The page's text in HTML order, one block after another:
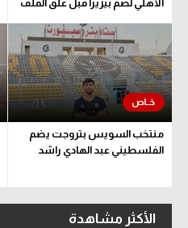
الأهلي لضم بيزيرا قبل غلق الملف
منتخب السويس بتروجت يضم
الفلسطيني عبد الهادي راشد
الأكثر مشاهدة